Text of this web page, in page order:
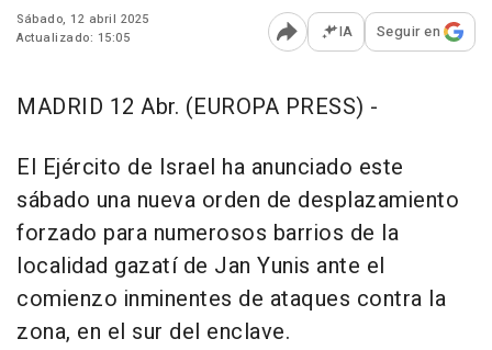
Sábado, 12 abril 2025
Actualizado: 15:05
Abrir opciones para
IA Seguir en
MADRID 12 Abr. (EUROPA PRESS) -
El Ejército de Israel ha anunciado este
sábado una nueva orden de desplazamiento
forzado para numerosos barrios de la
localidad gazatí de Jan Yunis ante el
comienzo inminentes de ataques contra la
zona, en el sur del enclave.